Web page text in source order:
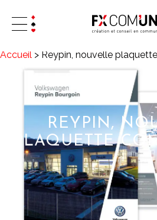
Accueil > Reypin, nouvelle
REYPIN,
PLAQUETTE